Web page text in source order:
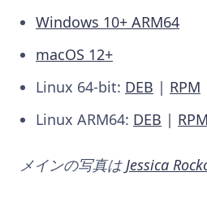
Windows 10+ ARM64
macOS 12+
Linux 64-bit: DEB | RPM
Linux ARM64: DEB | RPM
メインの写真は Jessica